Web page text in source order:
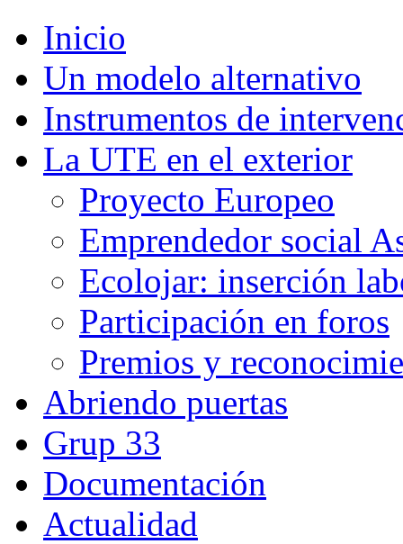
Inicio
Un modelo alternativo
Instrumentos de
La UTE en el exterior
Proyecto Europeo
Emprendedor social
Ecolojar: inserción
Participación en foros
Premios y
Abriendo puertas
Grup 33
Documentación
Actualidad